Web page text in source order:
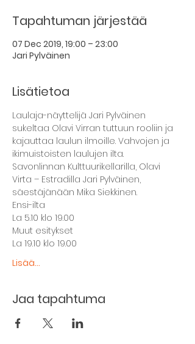
Tapahtuman järjestää
07 Dec 2019, 19:00 – 23:00
Jari Pylväinen
Lisätietoa
Laulaja-näyttelijä Jari Pylväinen
sukeltaa Olavi Virran tuttuun rooliin ja
kajauttaa laulun ilmoille. Vahvojen ja
ikimuistoisten laulujen ilta.
Savonlinnan Kulttuurikellarilla, Olavi
Virta – Estradilla Jari Pylväinen,
säestäjänään Mika Siekkinen.
Ensi-ilta
La 5.10 klo 19.00
Muut esitykset
La 19.10 klo 19.00
Lisää...
Jaa tapahtuma